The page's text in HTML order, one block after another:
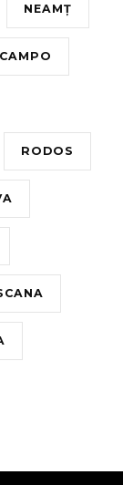
NEAMȚ
RODOS